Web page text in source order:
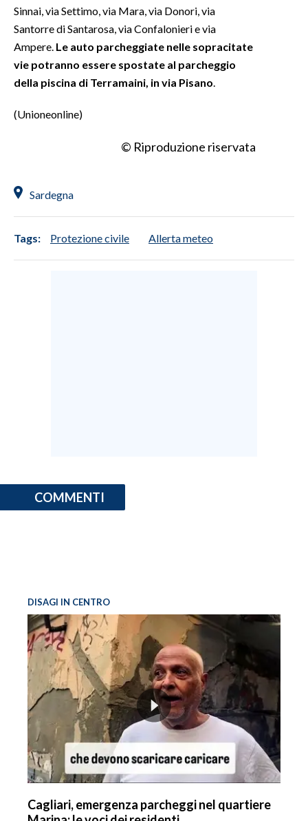
PUBBLICITÀ
SPIAGGE
STORE
Sinnai, via Settimo, via Mara, via Donori, via
Santorre di Santarosa, via Confalonieri e via
Ampere. Le auto parcheggiate nelle sopracitate
vie potranno essere spostate al parcheggio
della piscina di Terramaini, in via Pisano
(Unioneonline)
© Riproduzione riservata
Sardegna
Tags: Protezione civile Allerta meteo
COMMENTI
DISAGI IN CENTRO
Cagliari, emergenza parcheggi nel quartiere